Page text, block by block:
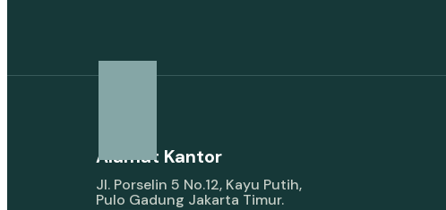
Alamat Kantor
Jl. Porselin 5 No.12, Kayu Putih,
Pulo Gadung Jakarta Timur.